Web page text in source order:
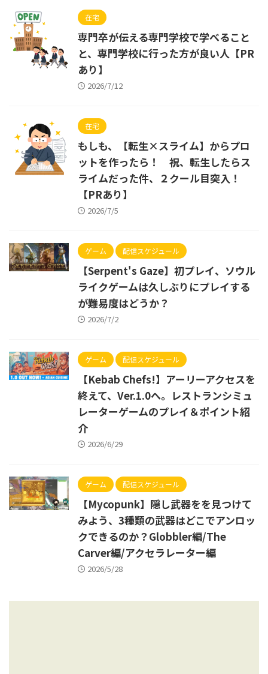
在宅
専門卒が伝える専門学校で学べること
と、専門学校に行った方が良い人【PR
あり】
2026/7/12
在宅
もしも、【転生×スライム】からプロ
ットを作ったら！ 祝、転生したらス
ライムだった件、２クール目突入！
【PRあり】
2026/7/5
ゲーム 配信スケジュール
【Serpent's Gaze】初プレイ、ソウル
ライクゲームは久しぶりにプレイする
が難易度はどうか？
2026/7/2
ゲーム 配信スケジュール
【Kebab Chefs!】アーリーアクセスを
終えて、Ver.1.0へ。レストランシミュ
レーターゲームのプレイ＆ポイント紹
介
2026/6/29
ゲーム 配信スケジュール
【Mycopunk】隠し武器をを見つけて
みよう、3種類の武器はどこでアンロッ
クできるのか？Globbler編/The
Carver編/アクセラレーター編
2026/5/28